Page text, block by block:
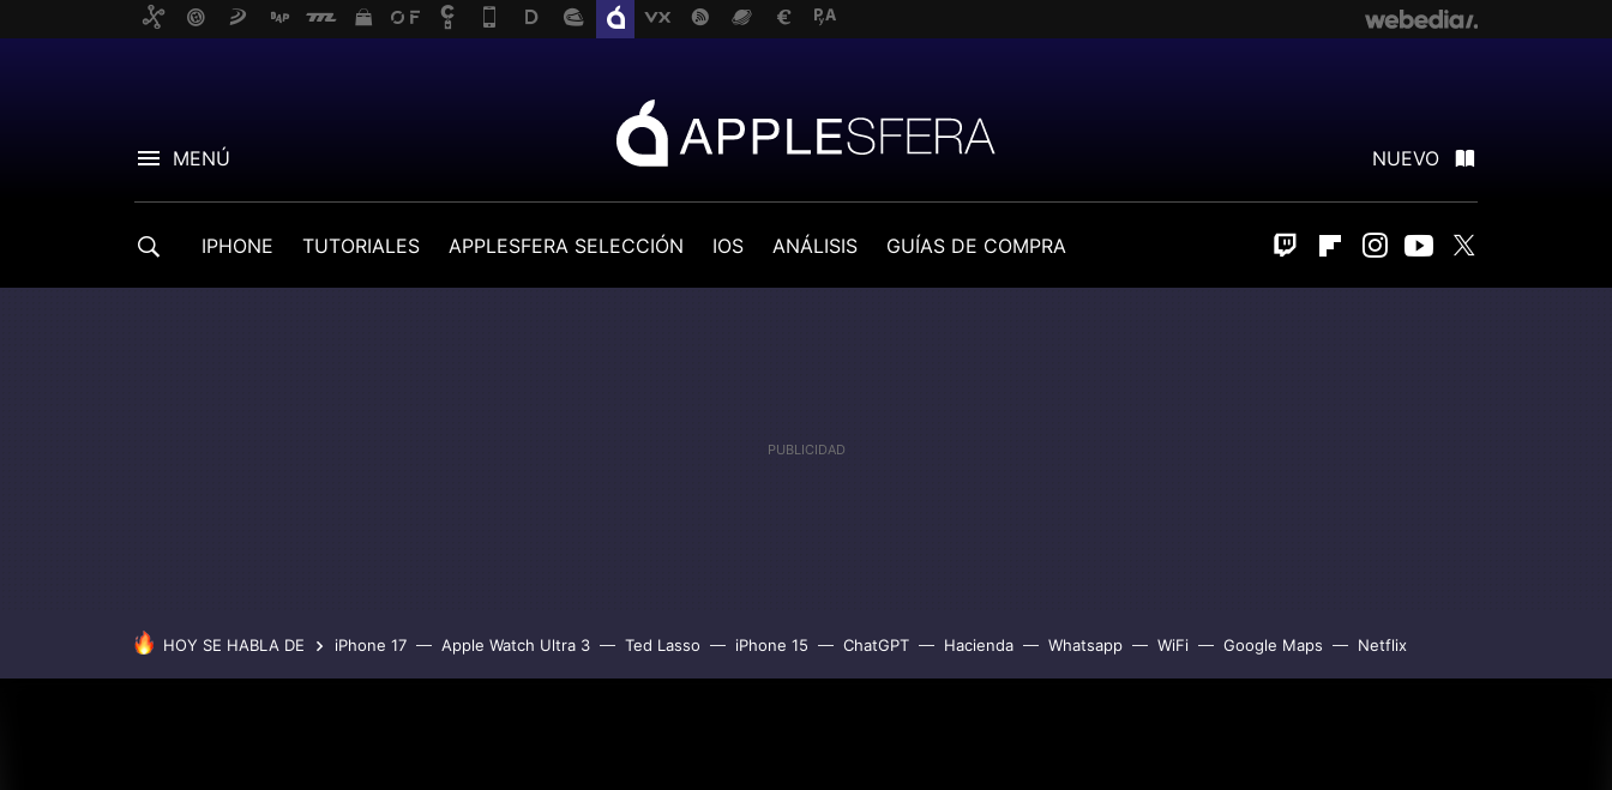
MENÚ NUEVO
IPHONE TUTORIALES APPLESFERA SELECCIÓN IOS ANÁLISIS GUÍAS DE COMPRA Twitch FlipboardInstagram
Youtube
HOY SE HABLA DE iPhone 17 Apple Watch Ultra 3 Ted Lasso iPhone 15 ChatGPT Hacienda Whatsapp WiFi Google Maps Netflix